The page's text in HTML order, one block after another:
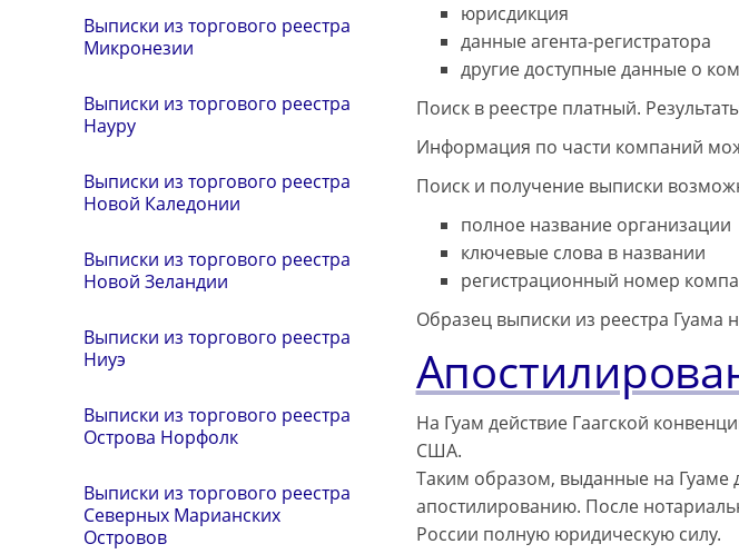
Выписки из торгового реестра
Микронезии
Выписки из торгового реестра
Науру
Выписки из торгового реестра
Новой Каледонии
Выписки из торгового реестра
Новой Зеландии
Выписки из торгового реестра
Ниуэ
Выписки из торгового реестра
Острова Норфолк
Выписки из торгового реестра
Северных Марианских
Островов
юрисдикция
данные агента-регистратора
другие доступные данные о
Поиск в реестре платный.
Информация по части компаний
Поиск и получение выписки
полное название организации
ключевые слова в названии
регистрационный номер
Образец выписки из реестра Гуама
На Гуам действие Гаагской
США.
Таким образом, выданные на Гуаме
апостилированию. После
России полную юридическую силу.